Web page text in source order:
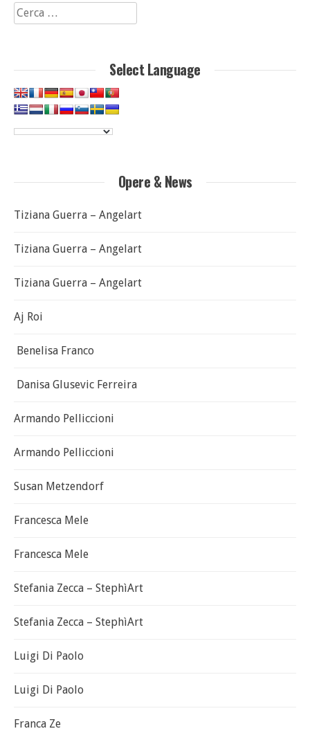
Ricerca
per:
Select Language
Opere & News
Tiziana Guerra – Angelart
Tiziana Guerra – Angelart
Tiziana Guerra – Angelart
Aj Roi
Benelisa Franco
Danisa Glusevic Ferreira
Armando Pelliccioni
Armando Pelliccioni
Susan Metzendorf
Francesca Mele
Francesca Mele
Stefania Zecca – StephìArt
Stefania Zecca – StephìArt
Luigi Di Paolo
Luigi Di Paolo
Franca Ze